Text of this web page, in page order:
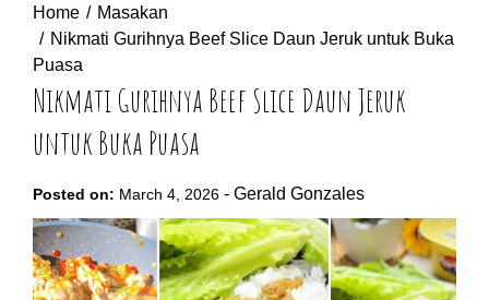
Home
Masakan
Nikmati Gurihnya Beef Slice Daun Jeruk untuk Buka
Puasa
Nikmati Gurihnya Beef Slice Daun Jeruk
untuk Buka Puasa
Posted on: March 4, 2026 - Gerald Gonzales